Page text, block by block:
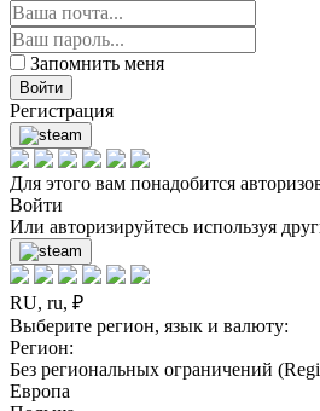
Запомнить меня
Войти
Регистрация
Для этого вам понадобится
Войти
Или авторизируйтесь используя
RU, ru, ₽
Выберите регион, язык и валюту:
Регион:
Без региональных ограничений
Европа